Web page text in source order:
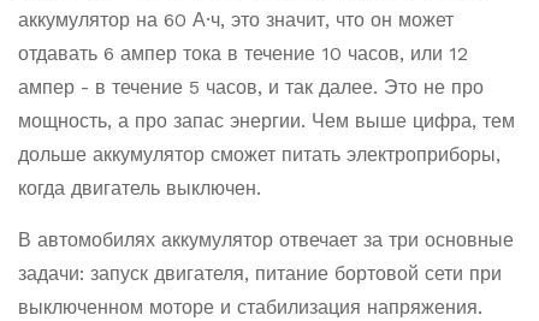
аккумулятор на 60 А·ч, это значит, что он может
отдавать 6 ампер тока в течение 10 часов, или 12
ампер - в течение 5 часов, и так далее. Это не про
мощность, а про запас энергии. Чем выше цифра, тем
дольше аккумулятор сможет питать электроприборы,
когда двигатель выключен.
В автомобилях аккумулятор отвечает за три основные
задачи: запуск двигателя, питание бортовой сети при
выключенном моторе и стабилизация напряжения.